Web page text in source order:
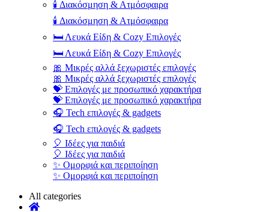
🕯️ Διακόσμηση & Ατμόσφαιρα
🕯️ Διακόσμηση & Ατμόσφαιρα
🛏️ Λευκά Είδη & Cozy Επιλογές
🛏️ Λευκά Είδη & Cozy Επιλογές
🎀 Μικρές αλλά ξεχωριστές επιλογές
🎀 Μικρές αλλά ξεχωριστές επιλογές
💝 Επιλογές με προσωπικό χαρακτήρα
💝 Επιλογές με προσωπικό χαρακτήρα
🎧 Tech επιλογές & gadgets
🎧 Tech επιλογές & gadgets
🎈 Ιδέες για παιδιά
🎈 Ιδέες για παιδιά
✨ Ομορφιά και περιποίηση
✨ Ομορφιά και περιποίηση
All categories